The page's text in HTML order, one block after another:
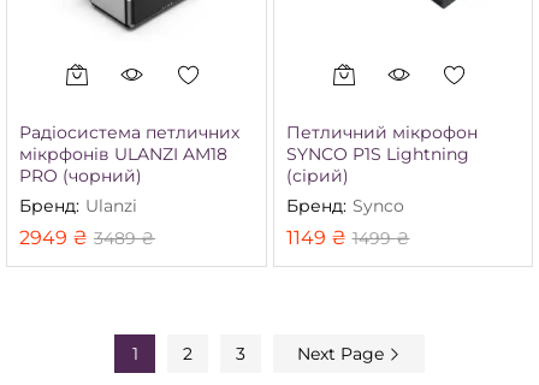
Радіосистема петличних
мікрфонів ULANZI AM18
PRO (чорний)
Бренд: Ulanzi
2949 ₴ 3489₴
Петличний мікрофон
SYNCO P1S Lightning
(сірий)
Бренд: Synco
1149 ₴ 1499₴
1 2 3 Next Page